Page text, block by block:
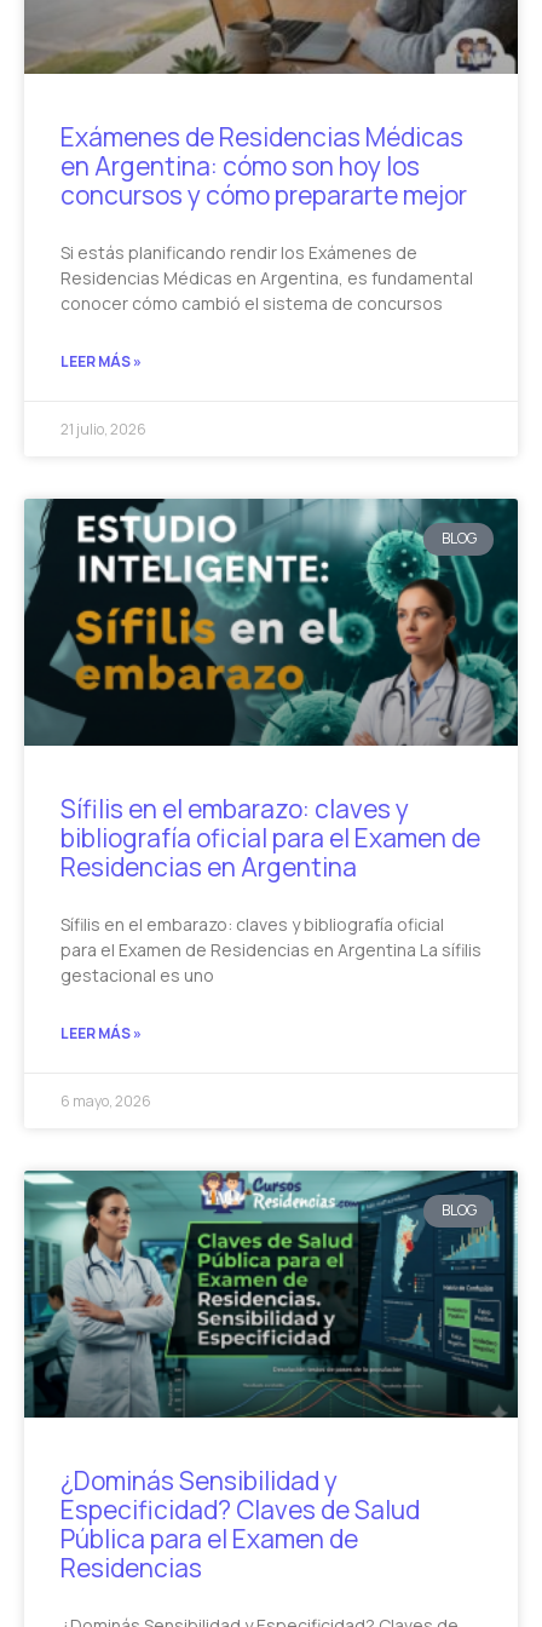
Exámenes de Residencias Médicas
en Argentina: cómo son hoy los
concursos y cómo prepararte mejor
Si estás planificando rendir los Exámenes de
Residencias Médicas en Argentina, es fundamental
conocer cómo cambió el sistema de concursos
LEER MÁS »
21 julio, 2026
BLOG
Sífilis en el embarazo: claves y
bibliografía oficial para el Examen de
Residencias en Argentina
Sífilis en el embarazo: claves y bibliografía oficial
para el Examen de Residencias en Argentina La sífilis
gestacional es uno
LEER MÁS »
6 mayo, 2026
BLOG
¿Dominás Sensibilidad y
Especificidad? Claves de Salud
Pública para el Examen de
Residencias